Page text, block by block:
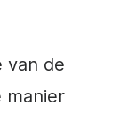
van de
manier